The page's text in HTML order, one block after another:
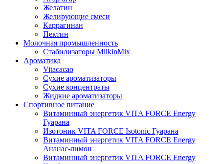
Желатин
Желирующие смеси
Каррагинан
Пектин
Молочная промышленность
Стабилизаторы MilkinMix
Ароматика
Vitacacao
Сухие ароматизаторы
Сухие концентраты
Жидкие ароматизаторы
Спортивное питание
Витаминный энергетик VITA FORCE Energy
Гуарана
Изотоник VITA FORCE Isotonic Гуарана
Витаминный энергетик VITA FORCE Energy
Ананас-лимон
Витаминный энергетик VITA FORCE Energy